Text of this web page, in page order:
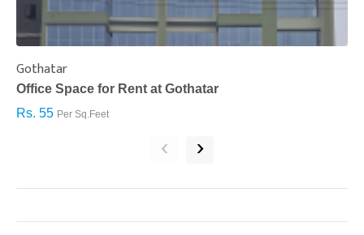
Gothatar
Office Space for Rent at Gothatar
Rs. 55 Per Sq.Feet
‹ ›